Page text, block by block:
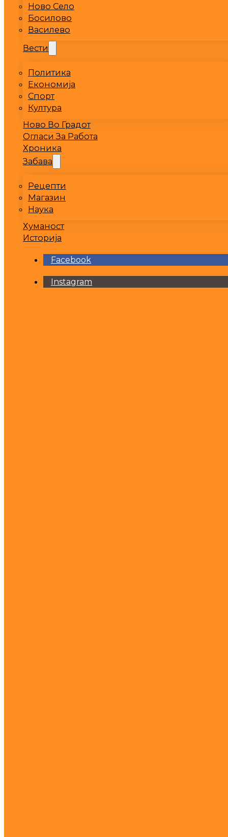
Ново Село
Босилово
Василево
Вести
Политика
Економија
Спорт
Култура
Ново Во Градот
Огласи За Работа
Хроника
Забава
Рецепти
Магазин
Наука
Хуманост
Историја
Facebook
Instagram